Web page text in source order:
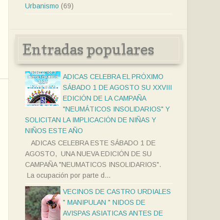
Urbanismo (69)
Entradas populares
ADICAS CELEBRA EL PRÓXIMO
SÁBADO 1 DE AGOSTO SU XXVIII
EDICIÓN DE LA CAMPAÑA
"NEUMÁTICOS INSOLIDARIOS" Y
SOLICITAN LA IMPLICACIÓN DE NIÑAS Y
NIÑOS ESTE AÑO
ADICAS CELEBRA ESTE SÁBADO 1 DE
AGOSTO, UNA NUEVA EDICIÓN DE SU
CAMPAÑA "NEUMATICOS INSOLIDARIOS".
La ocupación por parte d...
VECINOS DE CASTRO URDIALES
" MANIPULAN " NIDOS DE
AVISPAS ASIATICAS ANTES DE